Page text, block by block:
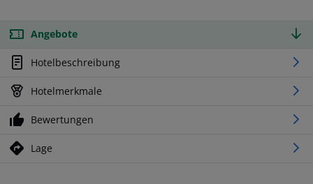
Angebote
Hotelbeschreibung
Hotelmerkmale
Bewertungen
Lage